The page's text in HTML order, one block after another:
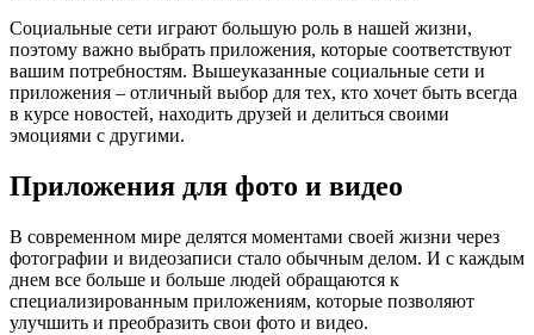
Социальные сети играют большую роль в нашей жизни,
поэтому важно выбрать приложения, которые соответствуют
вашим потребностям. Вышеуказанные социальные сети и
приложения – отличный выбор для тех, кто хочет быть всегда
в курсе новостей, находить друзей и делиться своими
эмоциями с другими.
Приложения для фото и видео
В современном мире делятся моментами своей жизни через
фотографии и видеозаписи стало обычным делом. И с каждым
днем все больше и больше людей обращаются к
специализированным приложениям, которые позволяют
улучшить и преобразить свои фото и видео.